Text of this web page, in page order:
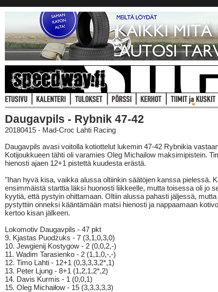
Daugavpils - Rybnik 47-42
20180415 - Mad-Croc Lahti Racing
Daugavpils avasi voitolla kotiottelut lukemin 47-42 Rybnikia
Kotijoukkueen tähti oli varamies Oleg Michailow maksimipistein.
hienosti ajaen 12+1 pistettä kuudesta erästä.
"Ihan hyvä kisa, vaikka alussa oltiinkin säätöjen kanssa pielessä.
ensimmäistä starttia läksi huonosti liikkeelle, mutta toisessa oli jo
kyytiä, että pystyin ohittamaan. Oltiin alussa pahasti jäljessä, mutta
pystyttiin onneksi kääntämään matsi hienosti ja nappaamaan
kertoo kisan jälkeen.
Lokomotiv Daugavpils - 47 pkt
9. Kjastas Puodżuks - 7 (3,1,0,3,0)
10. Jewgienij Kostygow - 2 (0,0,2,-)
11. Wadim Tarasienko - 2 (1,1,0,-,-)
12. Timo Lahti - 12+1 (0,3,3,3,2*,1)
13. Peter Ljung - 8+1 (1,2,1,2*,2)
14. Davis Kurmis - 1 (0,0,1)
15. Oleg Michaiłow - 15 (3,3,3,3,3)